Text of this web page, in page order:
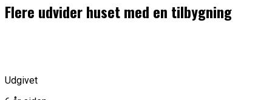
Flere udvider huset med en tilbygning
Udgivet